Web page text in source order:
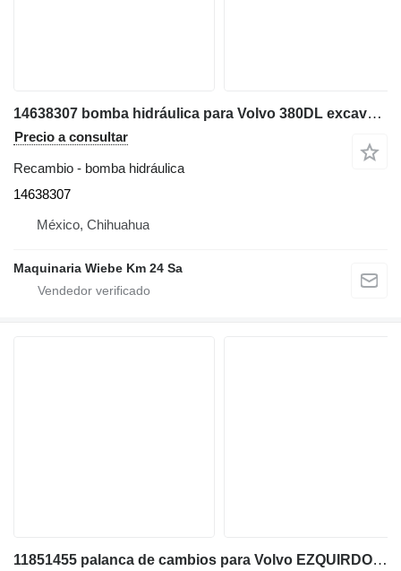
14638307 bomba hidráulica para Volvo 380DL excavadora
Precio a consultar
Recambio - bomba hidráulica
14638307
México, Chihuahua
Maquinaria Wiebe Km 24 Sa
11851455 palanca de cambios para Volvo EZQUIRDO excavadora